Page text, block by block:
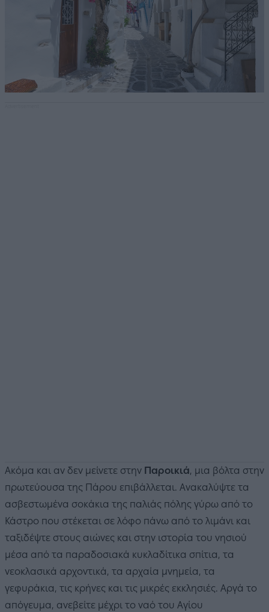
Ακόμα και αν δεν μείνετε στην Παροικιά, μια βόλτα στην
πρωτεύουσα της Πάρου επιβάλλεται. Ανακαλύψτε τα
ασβεστωμένα σοκάκια της παλιάς πόλης γύρω από το
Κάστρο που στέκεται σε λόφο πάνω από το λιμάνι και
ταξιδέψτε στους αιώνες και στην ιστορία του νησιού
μέσα από τα παραδοσιακά κυκλαδίτικα σπίτια, τα
νεοκλασικά αρχοντικά, τα αρχαία μνημεία, τα
γεφυράκια, τις κρήνες και τις μικρές εκκλησιές. Αργά το
απόγευμα, ανεβείτε μέχρι το ναό του Αγίου